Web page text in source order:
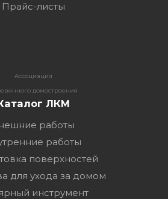
Прайс-листы
Ассоциация
домостроения
ЛКМ
работы
работы
поверхностей
для ухода за домом
инструмент